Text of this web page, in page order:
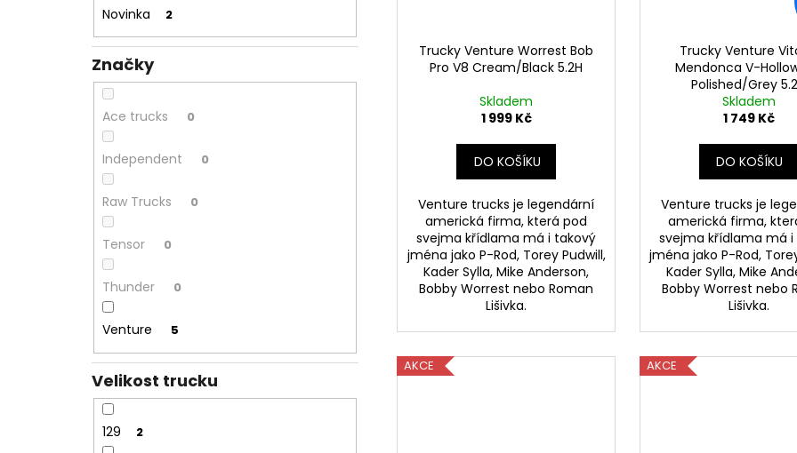
Novinka 2
Značky
Ace trucks 0
Independent 0
Raw Trucks 0
Tensor 0
Thunder 0
Venture 5
Velikost trucku
129 2
Trucky Venture Worrest Bob
Pro V8 Cream/Black 5.2H
Skladem
1 999 Kč
DO KOŠÍKU
Venture trucks je legendární
americká firma, která pod
svejma křídlama má i takový
jména jako P-Rod, Torey Pudwill,
Kader Sylla, Mike Anderson,
Bobby Worrest nebo Roman
Lišivka.
Trucky Venture
Mendonca V-
Polished/Grey
Skladem
1 749 Kč
DO KOŠÍKU
Venture trucks je
americká firma,
svejma křídlama má
jména jako P-Rod,
Kader Sylla, Mike
Bobby Worrest nebo
Lišivka.
AKCE AKCE